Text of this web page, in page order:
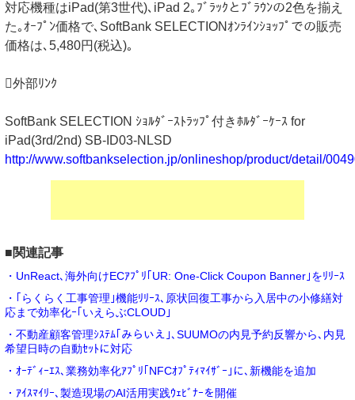
対応機種はiPad(第3世代)､iPad 2｡ﾌﾞﾗｯｸとﾌﾞﾗｳﾝの2色を揃え
た｡ｵｰﾌﾟﾝ価格で､SoftBank SELECTIONｵﾝﾗｲﾝｼｮｯﾌﾟでの販売
価格は､5,480円(税込)｡
外部ﾘﾝｸ
SoftBank SELECTION ｼｮﾙﾀﾞｰｽﾄﾗｯﾌﾟ付きﾎﾙﾀﾞｰｹｰｽ for
iPad(3rd/2nd) SB-ID03-NLSD
http://www.softbankselection.jp/onlineshop/product/detail/
■関連記事
・UnReact､海外向けECｱﾌﾟﾘ｢UR: One-Click Coupon Banner｣をﾘﾘｰｽ
・｢らくらく工事管理｣機能ﾘﾘｰｽ､原状回復工事から入居中の小修繕対
応まで効率化ｰ｢いえらぶCLOUD｣
・不動産顧客管理ｼｽﾃﾑ｢みらいえ｣､SUUMOの内見予約反響から､内見
希望日時の自動ｾｯﾄに対応
・ｵｰﾃﾞｨｰｴｽ､業務効率化ｱﾌﾟﾘ｢NFCｵﾌﾟﾃｨﾏｲｻﾞｰ｣に､新機能を追加
・ｱｲｽﾏｲﾘｰ､製造現場のAI活用実践ｳｪﾋﾞﾅｰを開催